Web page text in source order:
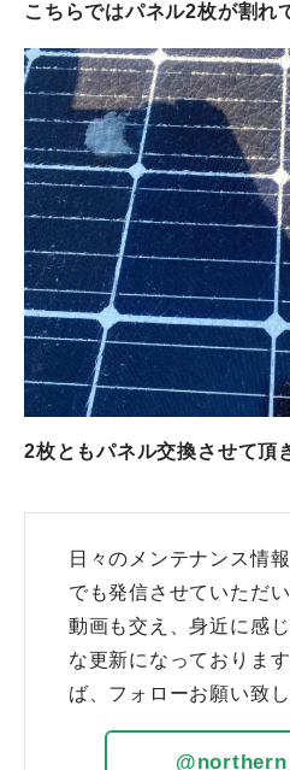
こちらではパネル2枚が割れ
2枚ともパネル交換させて頂
日々のメンテナンス情
でも発信させていただ
動画も交え、身近に感
な更新になっておりま
ば、フォローお願い致し